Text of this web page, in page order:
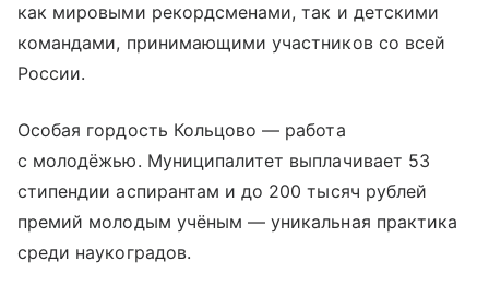
как мировыми рекордсменами, так и детскими
командами, принимающими участников со всей
России.
Особая гордость Кольцово — работа
с молодёжью. Муниципалитет выплачивает 53
стипендии аспирантам и до 200 тысяч рублей
премий молодым учёным — уникальная практика
среди наукоградов.